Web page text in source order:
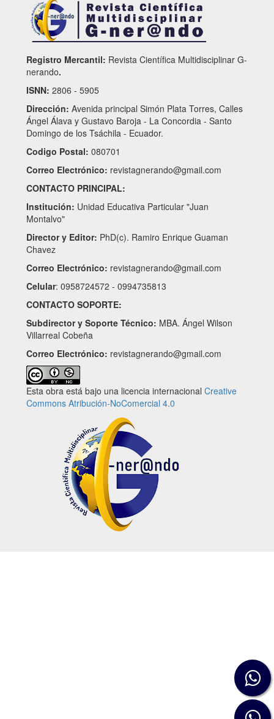
Registro Mercantil: Revista Científica Multidisciplinar G-
nerando.
ISNN: 2806 - 5905
Dirección: Avenida principal Simón Plata Torres, Calles
Ángel Álava y Gustavo Baroja - La Concordia - Santo
Domingo de los Tsáchila - Ecuador.
Codigo Postal: 080701
Correo Electrónico: revistagnerando@gmail.com
CONTACTO PRINCIPAL:
Institución: Unidad Educativa Particular "Juan
Montalvo"
Director y Editor: PhD(c). Ramiro Enrique Guaman
Chavez
Correo Electrónico: revistagnerando@gmail.com
Celular: 0958724572 - 0994735813
CONTACTO SOPORTE:
Subdirector y Soporte Técnico: MBA. Ángel Wilson
Villarreal Cobeña
Correo Electrónico: revistagnerando@gmail.com
Esta obra está bajo una licencia internacional Creative
Commons Atribución-NoComercial 4.0